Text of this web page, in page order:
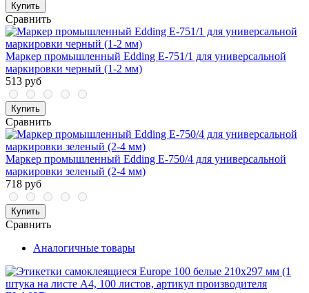
Купить
Сравнить
Маркер промышленный Edding E-751/1 для универсальной
маркировки черный (1-2 мм)
513 руб
Купить
Сравнить
Маркер промышленный Edding E-750/4 для универсальной
маркировки зеленый (2-4 мм)
718 руб
Купить
Сравнить
Аналогичные товары